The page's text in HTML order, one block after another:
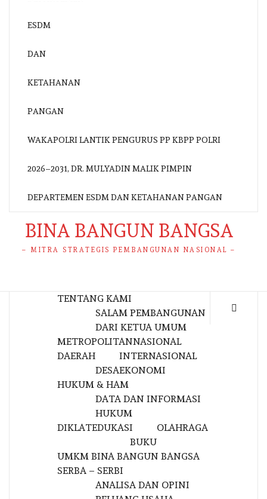
WAKAPOLRI LANTIK PENGURUS PP KBPP POLRI
2026–2031, DR. MULYADIN MALIK PIMPIN
DEPARTEMEN ESDM DAN KETAHANAN PANGAN
BINA BANGUN BANGSA
– MITRA STRATEGIS PEMBANGUNAN NASIONAL –
TENTANG KAMI
SALAM PEMBANGUNAN
DARI KETUA UMUM
METROPOLITANNASIONAL
DAERAH
DESA
INTERNASIONAL
EKONOMI
HUKUM & HAM
DATA DAN INFORMASI
HUKUM
DIKLATEDUKASI
BUKU
OLAHRAGA
UMKM BINA BANGUN BANGSA
SERBA – SERBI
ANALISA DAN OPINI